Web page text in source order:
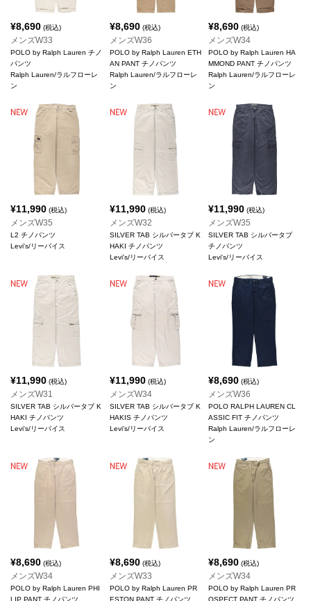
¥8,690 (税込)
メンズW33
POLO by Ralph Lauren チノ
パンツ
Ralph Lauren/ラルフローレ
ン
¥8,690(税込)
メンズW36
POLO by Ralph Lauren ETH
AN PANT チノパンツ
Ralph Lauren/ラルフローレ
ン
¥8,690 (税込)
メンズW34
POLO by Ralph Lauren HA
MMOND PANT チノパンツ
Ralph Lauren/ラルフローレ
ン
¥11,990 (税込)
メンズW35
L2 チノパンツ
Levi's/リーバイス
¥11,990(税込)
メンズW32
SILVER TAB シルバータブ K
HAKI チノパンツ
Levi's/リーバイス
¥11,990 (税込)
メンズW35
SILVER TAB シルバータブ
チノパンツ
Levi's/リーバイス
¥11,990 (税込)
メンズW31
SILVER TAB シルバータブ K
HAKI チノパンツ
Levi's/リーバイス
¥11,990(税込)
メンズW34
SILVER TAB シルバータブ K
HAKIS チノパンツ
Levi's/リーバイス
¥8,690 (税込)
メンズW36
POLO RALPH LAUREN CL
ASSIC FIT チノパンツ
Ralph Lauren/ラルフローレ
ン
¥8,690 (税込)
メンズW34
POLO by Ralph Lauren PHI
¥8,690(税込)
メンズW33
POLO by Ralph Lauren PR
¥8,690 (税込)
メンズW34
POLO by Ralph Lauren PR